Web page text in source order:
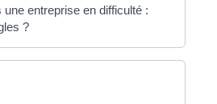
entreprise en difficulté :
?